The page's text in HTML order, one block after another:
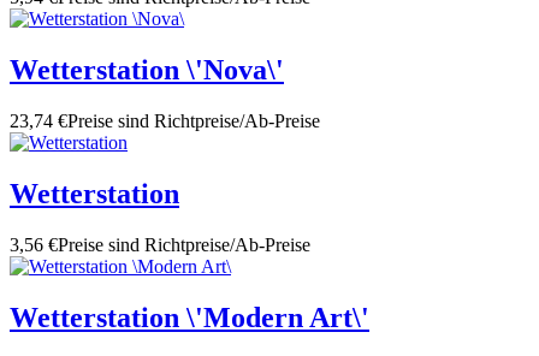
Wetterstation \'Nova\'
23,74 €Preise sind Richtpreise/Ab-Preise
Wetterstation
3,56 €Preise sind Richtpreise/Ab-Preise
Wetterstation \'Modern Art\'